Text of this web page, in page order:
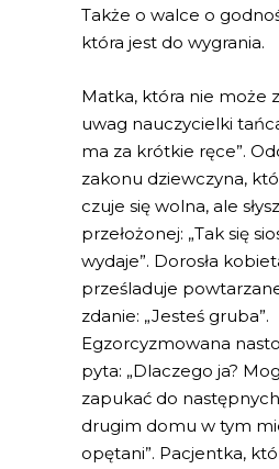
Także o walce o
która jest do wygrania.
Matka, która nie może
uwag nauczycielki
ma za krótkie ręce”.
zakonu dziewczyna,
czuje się wolna, ale
przełożonej: „Tak się
wydaje”. Dorosła
prześladuje
zdanie: „Jesteś gruba”.
Egzorcyzmowana
pyta: „Dlaczego ja?
zapukać do
drugim domu w tym
opętani”. Pacjentka,